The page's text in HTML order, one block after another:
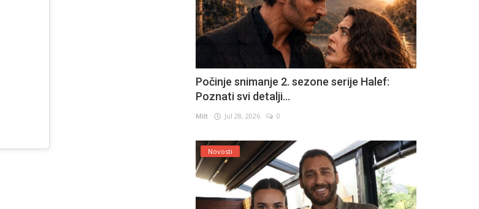
Počinje snimanje 2. sezone serije Halef:
Poznati svi detalji...
Milt Jul 28, 2026 0
Novosti